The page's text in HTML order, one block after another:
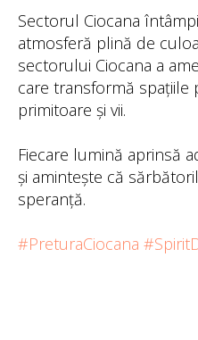
Sectorul Ciocana
atmosferă plină de
sectorului Ciocana a
care transformă spațiile
primitoare și vii.
Fiecare lumină aprinsă
și amintește că
speranță.
#PreturaCiocana